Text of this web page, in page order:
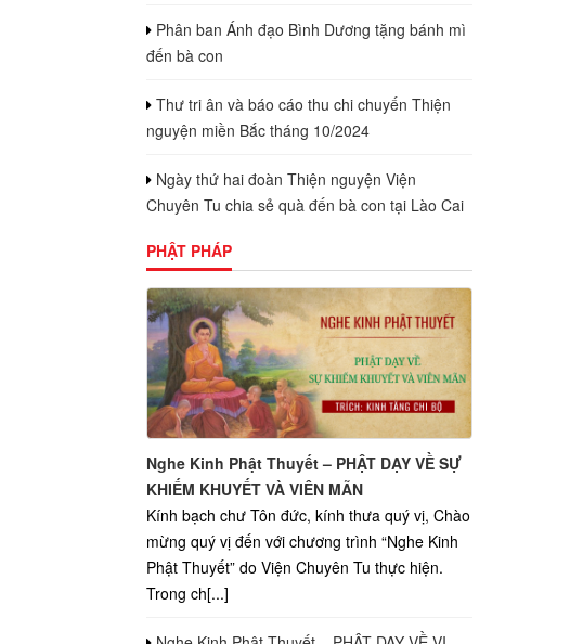
Phân ban Ánh đạo Bình Dương tặng bánh mì
đến bà con
Thư tri ân và báo cáo thu chi chuyến Thiện
nguyện miền Bắc tháng 10/2024
Ngày thứ hai đoàn Thiện nguyện Viện
Chuyên Tu chia sẻ quà đến bà con tại Lào Cai
PHẬT PHÁP
Nghe Kinh Phật Thuyết – PHẬT DẠY VỀ SỰ
KHIẾM KHUYẾT VÀ VIÊN MÃN
Kính bạch chư Tôn đức, kính thưa quý vị, Chào
mừng quý vị đến với chương trình “Nghe Kinh
Phật Thuyết” do Viện Chuyên Tu thực hiện.
Trong ch[...]